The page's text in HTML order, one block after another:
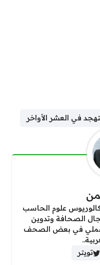
في العشر الأواخر
علوم الحاسب
الصحافة وتدوين
عام 2012 بجانب عملي في بعض الصحف
تويتر